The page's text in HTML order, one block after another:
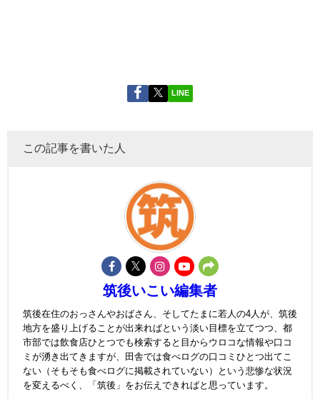
LINE
この記事を書いた人
筑後いこい編集者
筑後在住のおっさんやおばさん、そしてたまに若人の4人が、筑後
地方を盛り上げることが出来ればという淡い目標を立てつつ、都
市部では飲食店ひとつでも検索すると目からウロコな情報や口コ
ミが湧き出てきますが、田舎では食べログの口コミひとつ出てこ
ない（そもそも食べログに掲載されていない）という悲惨な状況
を変えるべく、「筑後」をお伝えできればと思っています。